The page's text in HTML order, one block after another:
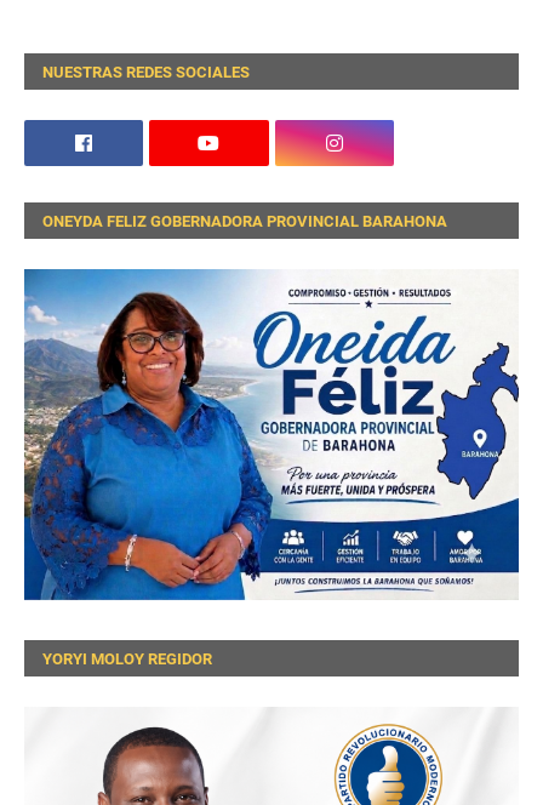
NUESTRAS REDES SOCIALES
ONEYDA FELIZ GOBERNADORA PROVINCIAL BARAHONA
YORYI MOLOY REGIDOR